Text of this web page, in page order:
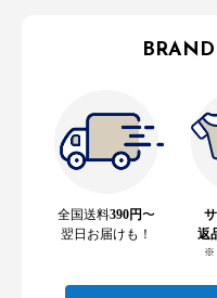
全国送料390円〜
翌日お届けも！
返
※